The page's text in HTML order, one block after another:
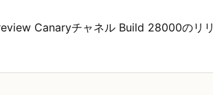
Canaryチャネル Build 28000のリ